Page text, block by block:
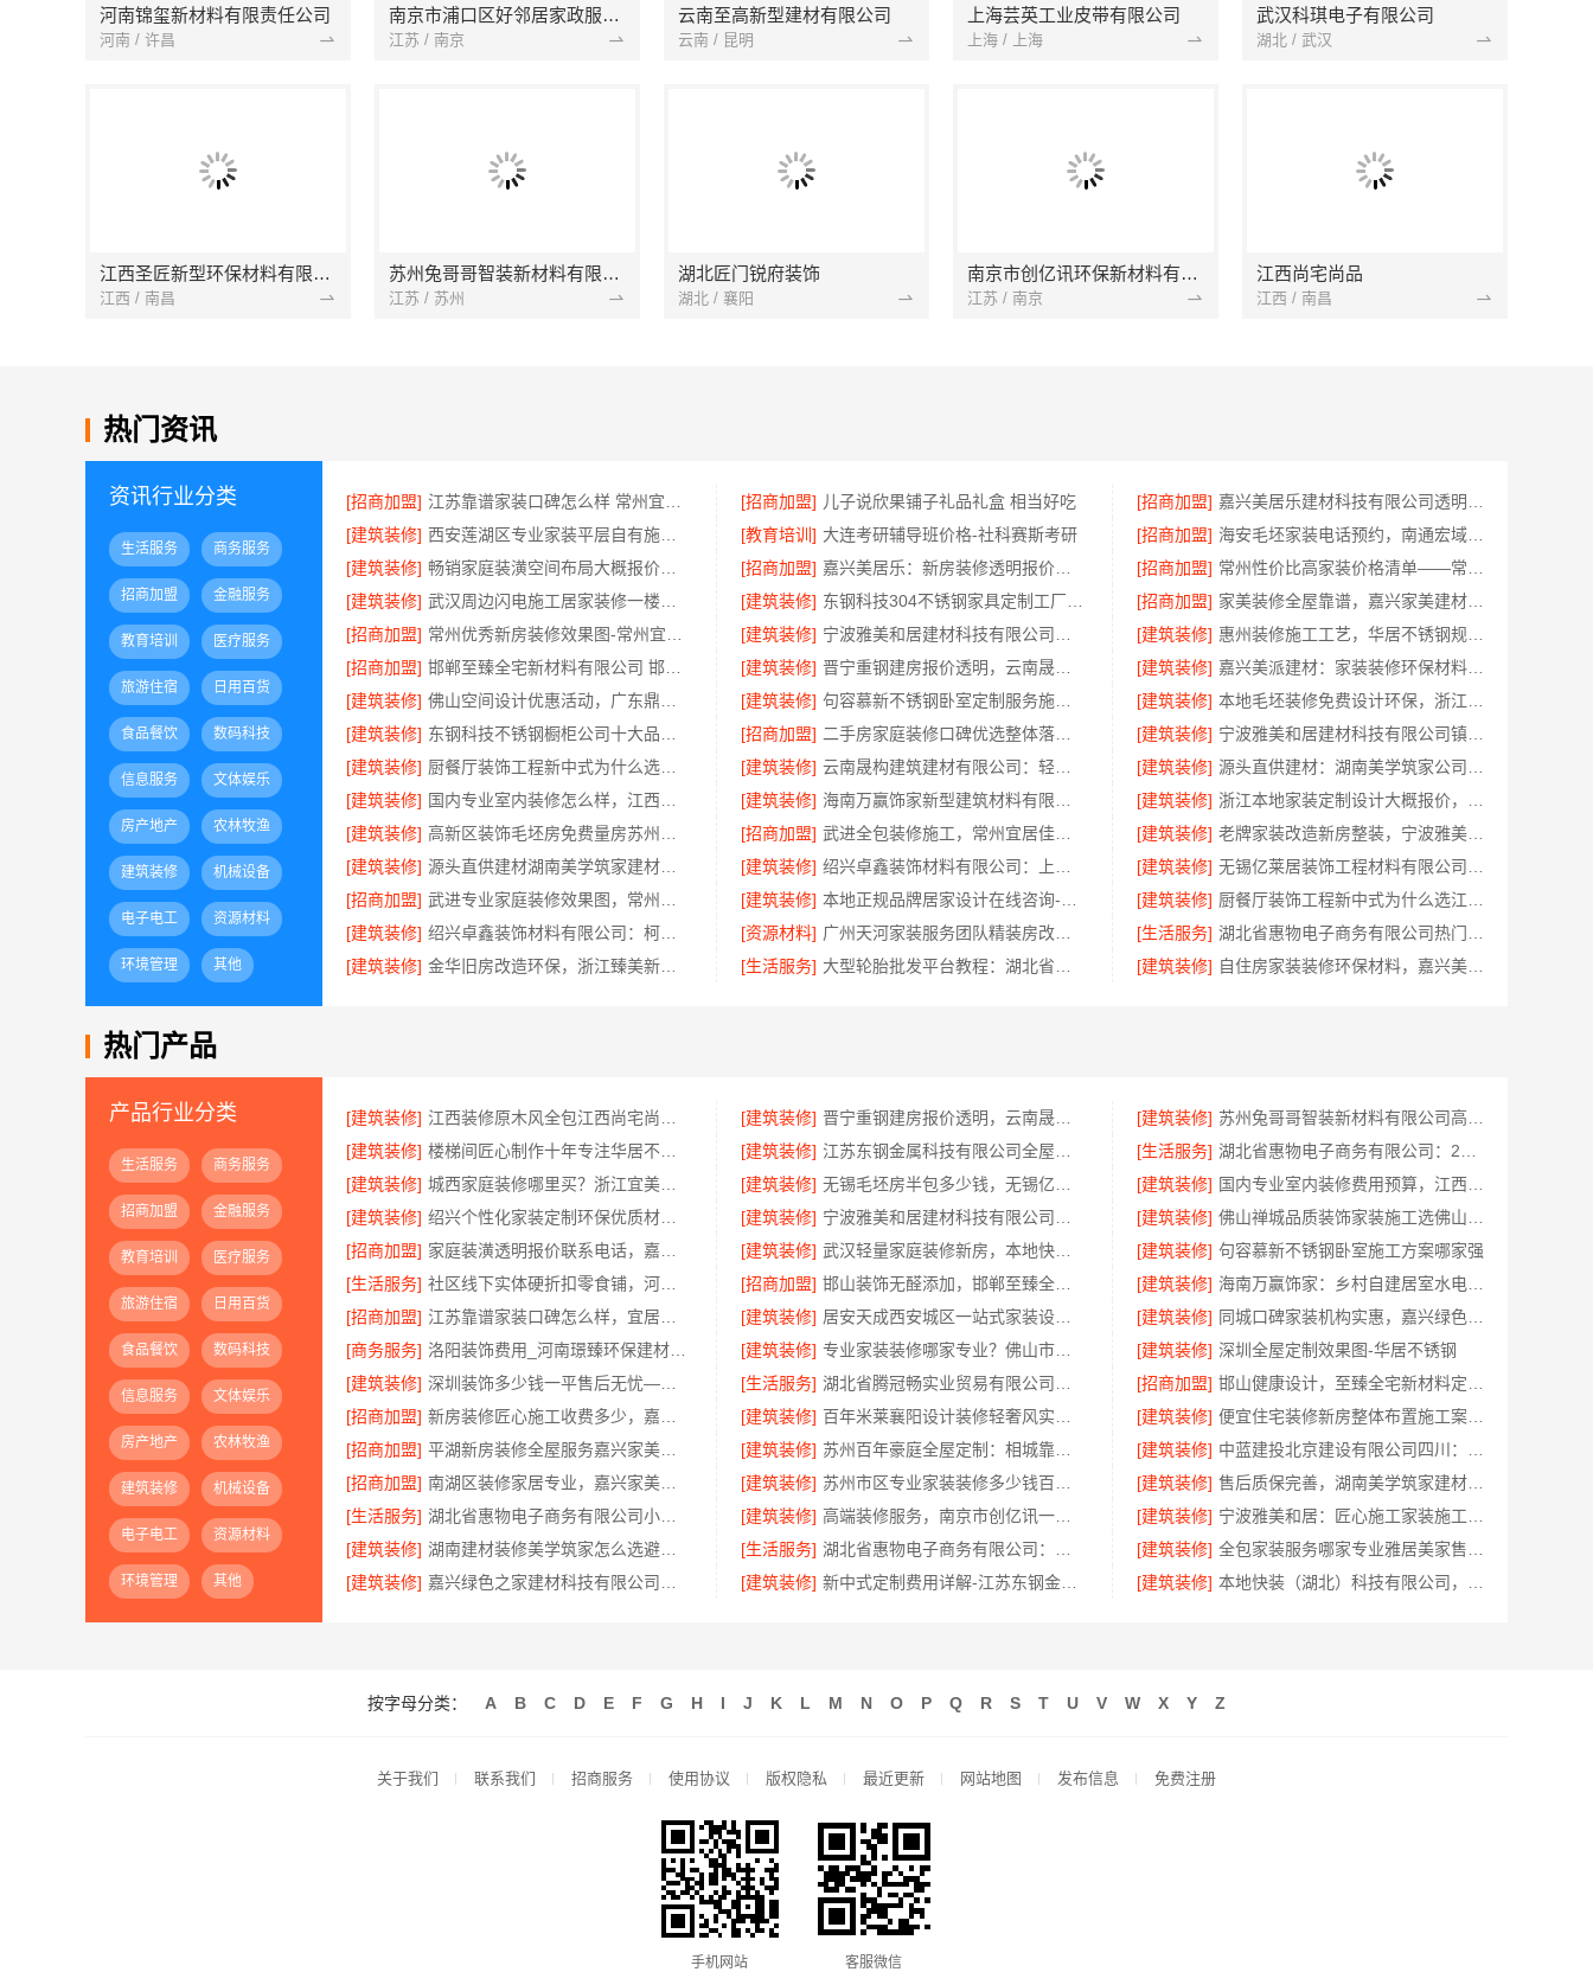
河南锦玺新材料有限责任公司
河南 / 许昌
南京市浦口区好邻居家政服务中心
江苏 / 南京
云南至高新型建材有限公司
云南 / 昆明
上海芸英工业皮带有限公司
上海 / 上海
武汉科琪电子有限公司
湖北 / 武汉
江西圣匠新型环保材料有限公司
江西 / 南昌
苏州兔哥哥智装新材料有限公司
江苏 / 苏州
湖北匠门锐府装饰
湖北 / 襄阳
南京市创亿讯环保新材料有限公司
江苏 / 南京
江西尚宅尚品
江西 / 南昌
热门资讯
资讯行业分类
生活服务 商务服务
招商加盟 金融服务
教育培训 医疗服务
旅游住宿 日用百货
食品餐饮 数码科技
信息服务 文体娱乐
房产地产 农林牧渔
建筑装修 机械设备
电子电工 资源材料
环境管理 其他
[招商加盟] [招商加盟] 儿子说欣果铺子礼品礼盒 相当好吃 [招商加盟]
[建筑装修]
[教育培训] 大连考研辅导班价格-社科赛斯考研 [招商加盟]
海安毛坯家装电话预约，南通宏域全宅装饰建材免费设计
[建筑装修]
[招商加盟] [招商加盟]
[建筑装修]
[建筑装修] [招商加盟]
家美装修全屋靠谱，嘉兴家美建材科技有限公司一站式省心
[招商加盟]
[建筑装修] [建筑装修]
[招商加盟]
[建筑装修] [建筑装修]
嘉兴美派建材：家装装修环保材料靠谱商家，正品有保障
[建筑装修]
[建筑装修] [建筑装修]
[建筑装修]
[招商加盟] [建筑装修]
宁波雅美和居建材科技有限公司镇海家装施工对接渠道
[建筑装修]
[建筑装修] [建筑装修]
[建筑装修]
[建筑装修] [建筑装修]
[建筑装修]
[招商加盟] [建筑装修]
老牌家装改造新房整装，宁波雅美和居建材科技有限公司
[建筑装修]
[建筑装修] [建筑装修]
[招商加盟]
[建筑装修] [建筑装修]
[建筑装修]
[资源材料] [生活服务]
[建筑装修]
[生活服务] [建筑装修] 自住房家装装修环保材料，嘉兴美派建材科技有限公司一线品牌正品保障
热门产品
产品行业分类
生活服务 商务服务
招商加盟 金融服务
教育培训 医疗服务
旅游住宿 日用百货
食品餐饮 数码科技
信息服务 文体娱乐
房产地产 农林牧渔
建筑装修 机械设备
电子电工 资源材料
环境管理 其他
[建筑装修] [建筑装修] [建筑装修]
[建筑装修]
[建筑装修] [生活服务]
[建筑装修]
[建筑装修] [建筑装修]
[建筑装修]
[建筑装修] [建筑装修]
[招商加盟]
[建筑装修] [建筑装修] 句容慕新不锈钢卧室施工方案哪家强
[生活服务]
[招商加盟] [建筑装修]
[招商加盟]
[建筑装修] [建筑装修]
[商务服务]
[建筑装修] [建筑装修] 深圳全屋定制效果图-华居不锈钢
[建筑装修]
[生活服务] [招商加盟]
[招商加盟]
[建筑装修] [建筑装修]
便宜住宅装修新房整体布置施工案例-浙江乐享新材料有限公司
[招商加盟]
[建筑装修] [建筑装修]
[招商加盟]
[建筑装修] [建筑装修]
售后质保完善，湖南美学筑家建材有限公司软装配套
[生活服务]
[建筑装修] [建筑装修]
[建筑装修]
[生活服务] [建筑装修]
[建筑装修]
[建筑装修] [建筑装修]
按字母分类： A B C D E F G H I J K L M N O P Q R S T U V W X Y Z
关于我们 联系我们 招商服务 使用协议 版权隐私 最近更新 网站地图 发布信息 免费注册
手机网站 客服微信